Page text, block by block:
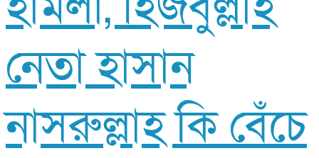
নেতা হাসান
নাসরুল্লাহ কি বেঁচে